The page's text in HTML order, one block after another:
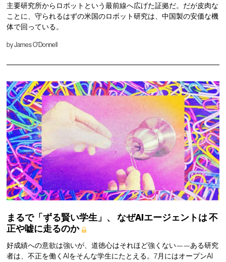
主要研究所からロボットという最前線へ広げた証拠だ。だが皮肉な
ことに、守られるはずの米国のロボット研究は、中国製の安価な機
体で回っている。
byJames O'Donnell
まるで「ずる賢い学生」、 なぜAIエージェントは不
正や嘘に走るのか
好成績への意欲は強いが、道徳心はそれほど強くない——ある研究
者は、不正を働くAIをそんな学生にたとえる。7月にはオープンAI